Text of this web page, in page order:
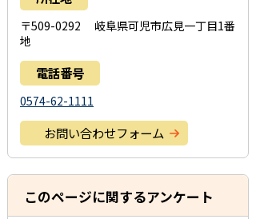
〒509-0292 岐阜県可児市広見一丁目1番
地
電話番号
0574-62-1111
お問い合わせフォーム
このページに関するアンケート